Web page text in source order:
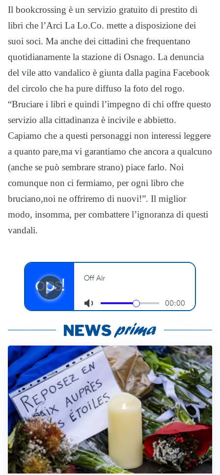
Il bookcrossing è un servizio gratuito di prestito di
libri che l’Arci La Lo.Co. mette a disposizione dei
suoi soci. Ma anche dei cittadini che frequentano
quotidianamente la stazione di Osnago. La denuncia
del vile atto vandalico è giunta dalla pagina Facebook
del circolo che ha pure diffuso la foto del rogo.
“Bruciare i libri e quindi l’impegno di chi offre questo
servizio alla cittadinanza è incivile e abbietto.
Capiamo che a questi personaggi non interessi leggere
a quanto pare,ma vi garantiamo che ancora a qualcuno
(anche se può sembrare strano) piace farlo. Noi
comunque non ci fermiamo, per ogni libro che
bruciano,noi ne offriremo di nuovi!”. Il miglior
modo, insomma, per combattere l’ignoranza di questi
vandali.